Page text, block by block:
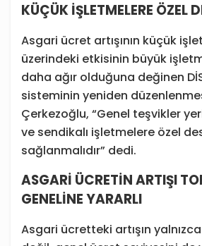
KÜÇÜK İŞLETMELERE ÖZEL
Asgari ücret artışının küçük
üzerindeki etkisinin büyük
daha ağır olduğuna değinen
sisteminin yeniden
Çerkezoğlu, “Genel teşvikler
ve sendikalı işletmelere özel
sağlanmalıdır” dedi.
ASGARİ ÜCRETİN ARTIŞI
GENELİNE YARARLI
Asgari ücretteki artışın